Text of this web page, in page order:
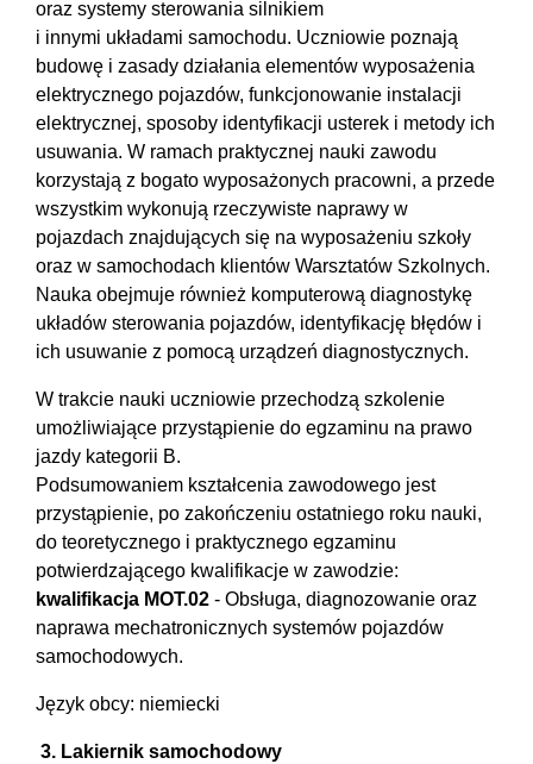
oraz systemy sterowania silnikiem
i innymi układami samochodu. Uczniowie poznają
budowę i zasady działania elementów wyposażenia
elektrycznego pojazdów, funkcjonowanie instalacji
elektrycznej, sposoby identyfikacji usterek i metody ich
usuwania. W ramach praktycznej nauki zawodu
korzystają z bogato wyposażonych pracowni, a przede
wszystkim wykonują rzeczywiste naprawy w
pojazdach znajdujących się na wyposażeniu szkoły
oraz w samochodach klientów Warsztatów Szkolnych.
Nauka obejmuje również komputerową diagnostykę
układów sterowania pojazdów, identyfikację błędów i
ich usuwanie z pomocą urządzeń diagnostycznych.
W trakcie nauki uczniowie przechodzą szkolenie
umożliwiające przystąpienie do egzaminu na prawo
jazdy kategorii B.
Podsumowaniem kształcenia zawodowego jest
przystąpienie, po zakończeniu ostatniego roku nauki,
do teoretycznego i praktycznego egzaminu
potwierdzającego kwalifikacje w zawodzie:
kwalifikacja MOT.02 - Obsługa, diagnozowanie oraz
naprawa mechatronicznych systemów pojazdów
samochodowych.
Język obcy: niemiecki
3. Lakiernik samochodowy